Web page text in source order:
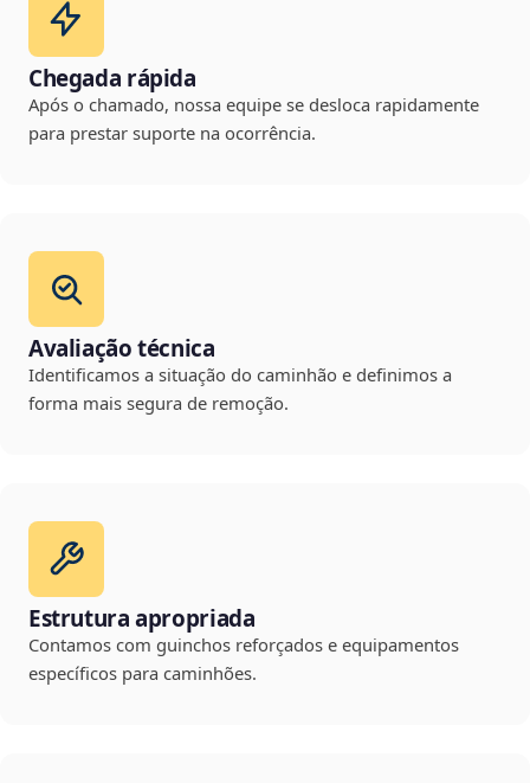
Chegada rápida
Após o chamado, nossa equipe se desloca rapidamente
para prestar suporte na ocorrência.
Avaliação técnica
Identificamos a situação do caminhão e definimos a
forma mais segura de remoção.
Estrutura apropriada
Contamos com guinchos reforçados e equipamentos
específicos para caminhões.